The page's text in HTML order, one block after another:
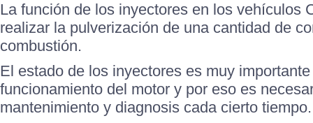
La función de los inyectores en los vehículos
realizar la pulverización de una cantidad de
combustión.
El estado de los inyectores es muy
funcionamiento del motor y por eso es
mantenimiento y diagnosis cada cierto tiempo.